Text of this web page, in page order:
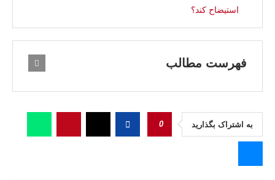
استیضاح کند؟
فهرست مطالب
به اشتراک بگذارید 0